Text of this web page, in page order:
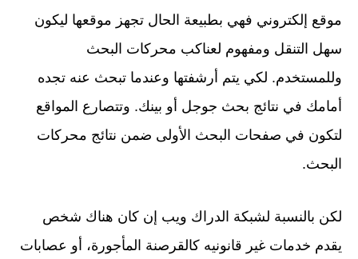
موقع إلكتروني فهي بطبيعة الحال تجهز موقعها ليكون
سهل التنقل ومفهوم لعناكب محركات البحث
وللمستخدم. لكي يتم أرشفتها وعندما تبحث عنه تجده
أمامك في نتائج بحث جوجل أو بينك. وتتصارع المواقع
لتكون في صفحات البحث الأولى ضمن نتائج محركات
البحث.
لكن بالنسبة لشبكة الدراك ويب إن كان هناك شخص
يقدم خدمات غير قانونيه كالقرصنة المأجورة، أو عصابات